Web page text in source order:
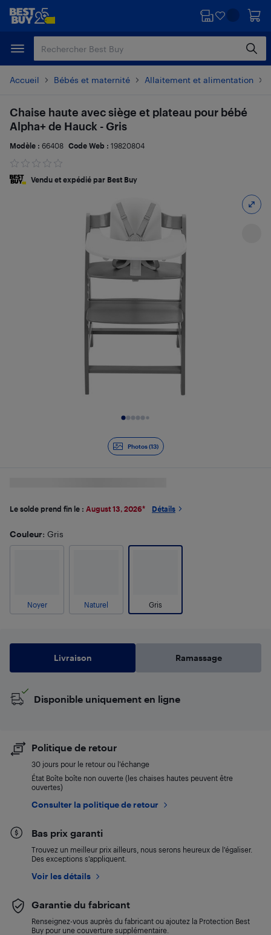
Passer
principal
Passer
Accueil Bébés et maternité Allaitement et alimentation
Photos (13)
Chaise haute avec siège et plateau pour bébé
Alpha+ de Hauck - Gris
Modèle : 66408 Code Web : 19820804
Vendu et expédié par Best Buy
Le solde prend fin le : August 13, 2026* Détails
Couleur: Gris
Noyer Naturel Gris
Livraison Ramassage
Disponible uniquement en ligne
Politique de retour
30 jours pour le retour ou l’échange
État Boîte boîte non ouverte (les chaises hautes peuvent être
ouvertes)
Consulter la politique de retour
Bas prix garanti
Trouvez un meilleur prix ailleurs, nous serons heureux de l’égaliser.
Des exceptions s’appliquent.
Voir les détails
Garantie du fabricant
Renseignez-vous auprès du fabricant ou ajoutez la Protection Best
Buy pour une couverture supplémentaire.